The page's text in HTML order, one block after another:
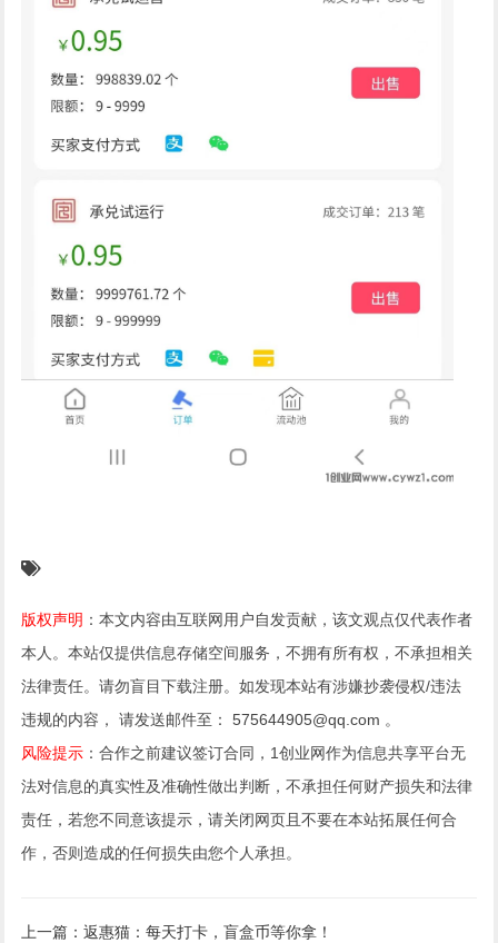
版权声明 ：本文内容由互联网用户自发贡献，该文观点仅代表作者
本人。本站仅提供信息存储空间服务，不拥有所有权，不承担相关
法律责任。请勿盲目下载注册。如发现本站有涉嫌抄袭侵权/违法
违规的内容， 请发送邮件至： 575644905@qq.com 。
风险提示 ：合作之前建议签订合同，1创业网作为信息共享平台无
法对信息的真实性及准确性做出判断，不承担任何财产损失和法律
责任，若您不同意该提示，请关闭网页且不要在本站拓展任何合
作，否则造成的任何损失由您个人承担。
上一篇：返惠猫：每天打卡，盲盒币等你拿！